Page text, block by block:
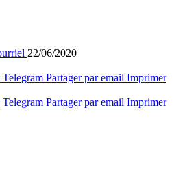
22/06/2020
Telegram Partager par email Imprimer
Telegram Partager par email Imprimer